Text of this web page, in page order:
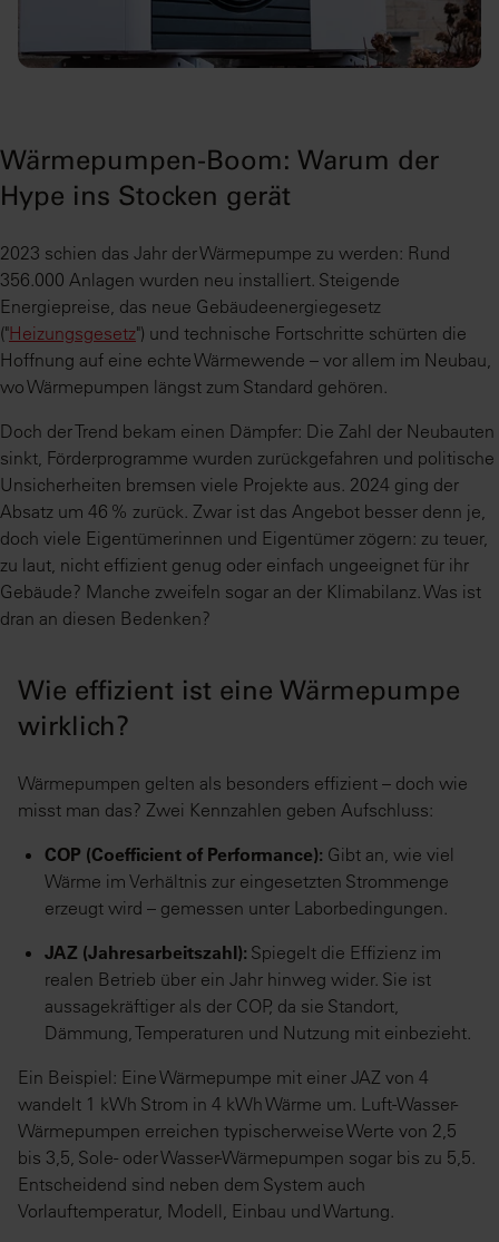
Wärmepumpen-Boom: Warum der
Hype ins Stocken gerät
2023 schien das Jahr der Wärmepumpe zu werden: Rund
356.000 Anlagen wurden neu installiert. Steigende
Energiepreise, das neue Gebäudeenergiegesetz
("Heizungsgesetz") und technische Fortschritte schürten die
Hoffnung auf eine echte Wärmewende – vor allem im Neubau,
wo Wärmepumpen längst zum Standard gehören.
Doch der Trend bekam einen Dämpfer: Die Zahl der Neubauten
sinkt, Förderprogramme wurden zurückgefahren und politische
Unsicherheiten bremsen viele Projekte aus. 2024 ging der
Absatz um 46 % zurück. Zwar ist das Angebot besser denn je,
doch viele Eigentümerinnen und Eigentümer zögern: zu teuer,
zu laut, nicht effizient genug oder einfach ungeeignet für ihr
Gebäude? Manche zweifeln sogar an der Klimabilanz. Was ist
dran an diesen Bedenken?
Wie effizient ist eine Wärmepumpe
wirklich?
Wärmepumpen gelten als besonders effizient – doch wie
misst man das? Zwei Kennzahlen geben Aufschluss:
COP (Coefficient of Performance): Gibt an, wie viel
Wärme im Verhältnis zur eingesetzten Strommenge
erzeugt wird – gemessen unter Laborbedingungen.
JAZ (Jahresarbeitszahl): Spiegelt die Effizienz im
realen Betrieb über ein Jahr hinweg wider. Sie ist
aussagekräftiger als der COP, da sie Standort,
Dämmung, Temperaturen und Nutzung mit einbezieht.
Ein Beispiel: Eine Wärmepumpe mit einer JAZ von 4
wandelt 1 kWh Strom in 4 kWh Wärme um. Luft-Wasser-
Wärmepumpen erreichen typischerweise Werte von 2,5
bis 3,5, Sole- oder Wasser-Wärmepumpen sogar bis zu 5,5.
Entscheidend sind neben dem System auch
Vorlauftemperatur, Modell, Einbau und Wartung.